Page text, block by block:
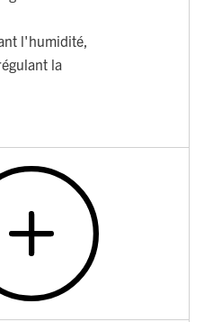
l'humidité,
la